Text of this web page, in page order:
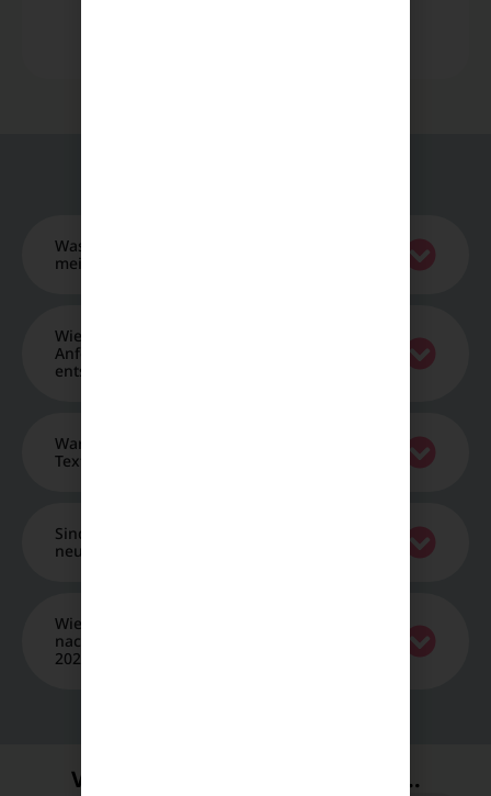
Was bedeutet der Fokus auf eine Entity für
meine tägliche SEO-Arbeit?
Wie erstelle ich Unique Content, der den
Anforderungen der Core-Updates 2026
entspricht?
Warum sinken meine Rankings, obwohl mein
Text lang und fehlerfrei geschrieben ist?
Sind KI-Tools für die Texterstellung nach dem
neuesten SEO-Update 2026 komplett nutzlos?
Wie lange dauert die Erholung einer Webseite
nach einem Einbruch durch die Core-Updates
2026?
Vielleicht interessiert sie auch...